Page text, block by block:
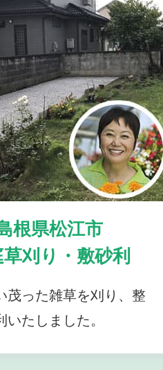
根県松江市
刈り・敷砂利
茂った雑草を刈り、整
たしました。